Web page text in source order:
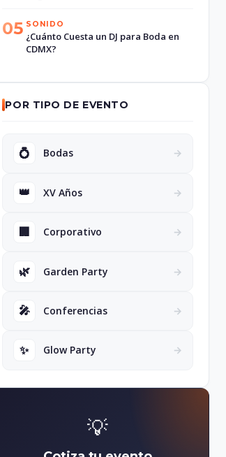
05 SONIDO
¿Cuánto Cuesta un DJ para Boda en
CDMX?
POR TIPO DE EVENTO
💍 Bodas →
👑 XV Años →
🏢 Corporativo →
🌿 Garden Party →
🎤 Conferencias →
✨ Glow Party →
💡